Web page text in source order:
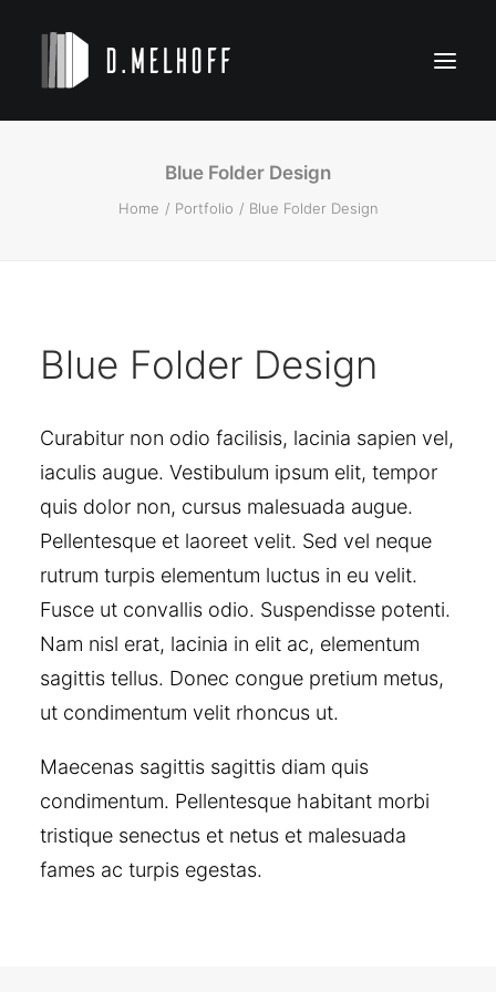
KIDS’ BOOKS
Blue Folder Design
Home Portfolio Blue Folder Design
Blue Folder Design
Curabitur non odio facilisis, lacinia sapien vel,
iaculis augue. Vestibulum ipsum elit, tempor
quis dolor non, cursus malesuada augue.
Pellentesque et laoreet velit. Sed vel neque
rutrum turpis elementum luctus in eu velit.
Fusce ut convallis odio. Suspendisse potenti.
Nam nisl erat, lacinia in elit ac, elementum
sagittis tellus. Donec congue pretium metus,
ut condimentum velit rhoncus ut.
Maecenas sagittis sagittis diam quis
condimentum. Pellentesque habitant morbi
tristique senectus et netus et malesuada
fames ac turpis egestas.